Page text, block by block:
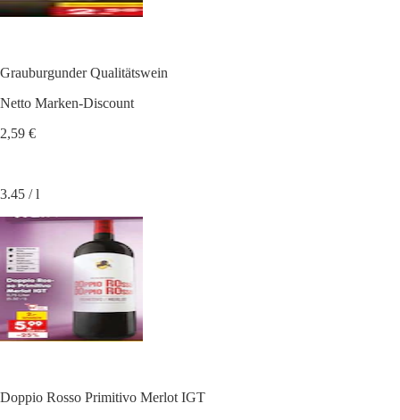
Grauburgunder Qualitätswein
Netto Marken-Discount
2,59 €
3.45 / l
Doppio Rosso Primitivo Merlot IGT